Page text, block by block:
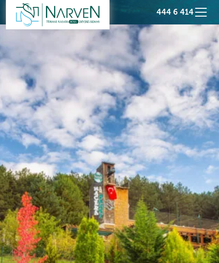
444 6 414